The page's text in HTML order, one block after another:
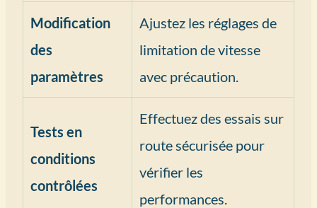
Modification
des
paramètres
Ajustez les réglages de
limitation de vitesse
avec précaution.
Tests en
conditions
contrôlées
Effectuez des essais sur
route sécurisée pour
vérifier les
performances.